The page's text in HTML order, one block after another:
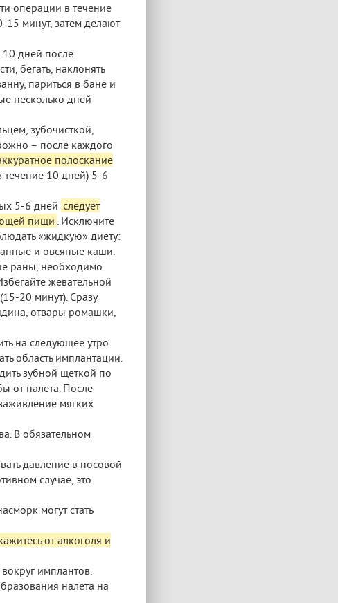
операции в течение
минут, затем делают
дней после
бегать, наклонять
париться в бане и
несколько дней
зубочисткой,
– после каждого
полоскание
течение 10 дней) 5-6
5-6 дней следует
пищи . Исключите
«жидкую» диету:
и овсяные каши.
раны, необходимо
жевательной
20 минут). Сразу
отвары ромашки,
на следующее утро.
область имплантации.
зубной щеткой по
от налета. После
мягких
В обязательном
давление в носовой
случае, это
могут стать
от алкоголя и
имплантов.
налета на